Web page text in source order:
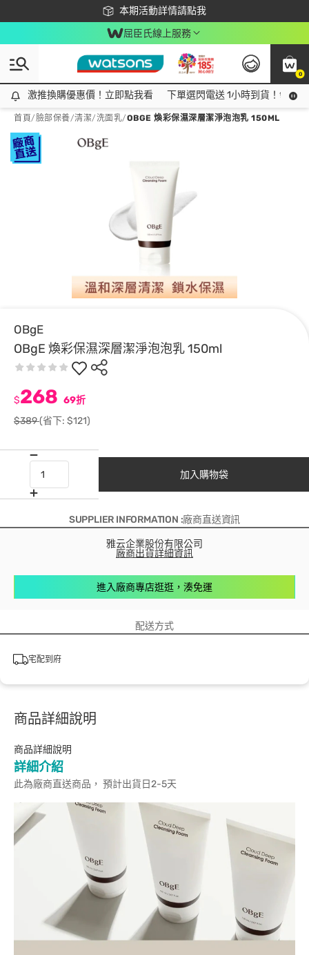
本期活動詳情請點我
下載app最高回饋$350
屈臣氏線上服務
0
激推換購優惠價！立即點我看
激推換購優惠價！立即點我看 下單選閃電送 1小時到貨！領神
首頁/臉部保養/清潔/洗面乳/OBGE 煥彩保濕深層潔淨泡泡乳 150ML
OBgE
OBgE 煥彩保濕深層潔淨泡泡乳 150ml
$268 69折
$389(省下: $121)
加入購物袋
SUPPLIER INFORMATION :廠商直送資訊
雅云企業股份有限公司
廠商出貨詳細資訊
進入廠商專店逛逛，湊免運
配送方式
宅配到府
商品詳細說明
商品詳細說明
詳細介紹
此為廠商直送商品， 預計出貨日2-5天